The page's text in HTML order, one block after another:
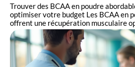
Trouver des BCAA en poudre
optimiser votre budget Les BCAA en
offrent une récupération musculaire